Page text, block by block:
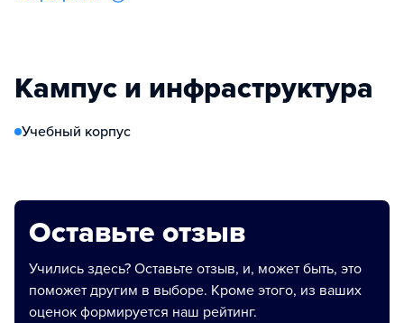
Кампус и инфраструктура
Учебный корпус
Оставьте отзыв
Учились здесь? Оставьте отзыв, и, может быть, это
поможет другим в выборе. Кроме этого, из ваших
оценок формируется наш рейтинг.